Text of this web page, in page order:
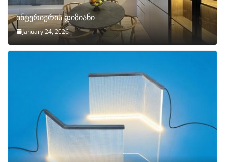
ინტერიერის დიზიანი
January 24, 2026